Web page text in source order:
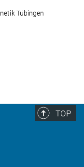
Tübingen
TOP